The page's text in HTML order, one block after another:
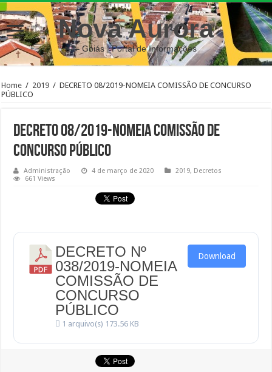
Nova Aurora
– Goiás | Portal de Informações
Home / 2019 / DECRETO 08/2019-NOMEIA COMISSÃO DE CONCURSO
PÚBLICO
DECRETO 08/2019-NOMEIA COMISSÃO DE
CONCURSO PÚBLICO
Administração 4 de março de 2020 2019, Decretos
661 Views
DECRETO Nº
038/2019-NOMEIA
COMISSÃO DE
CONCURSO
PÚBLICO
1 arquivo(s) 173.56 KB
Download